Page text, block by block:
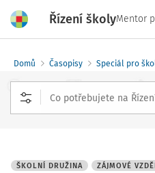
Řízení školyMentor
Domů Časopisy Speciál pro
ŠKOLNÍ DRUŽINA ZÁJMOVÉ